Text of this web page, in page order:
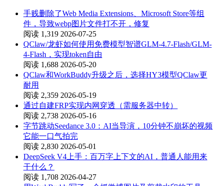
手贱删除了Web Media Extensions、Microsoft Store等组
件，导致webp图片文件打不开，修复
阅读 1,319 2026-07-25
QClaw/龙虾如何使用免费模型智谱GLM-4.7-Flash/GLM-
4-Flash，实现token自由
阅读 1,688 2026-05-20
QClaw和WorkBuddy升级之后，选择HY3模型QClaw更
耐用
阅读 2,359 2026-05-19
通过自建FRP实现内网穿透（需服务器中转）
阅读 2,738 2026-05-16
字节跳动Seedance 3.0：AI当导演，10分钟不崩坏的视频
它能一口气拍完
阅读 2,830 2026-05-01
DeepSeek V4上手：百万字上下文的AI，普通人能用来
干什么？
阅读 1,708 2026-04-27